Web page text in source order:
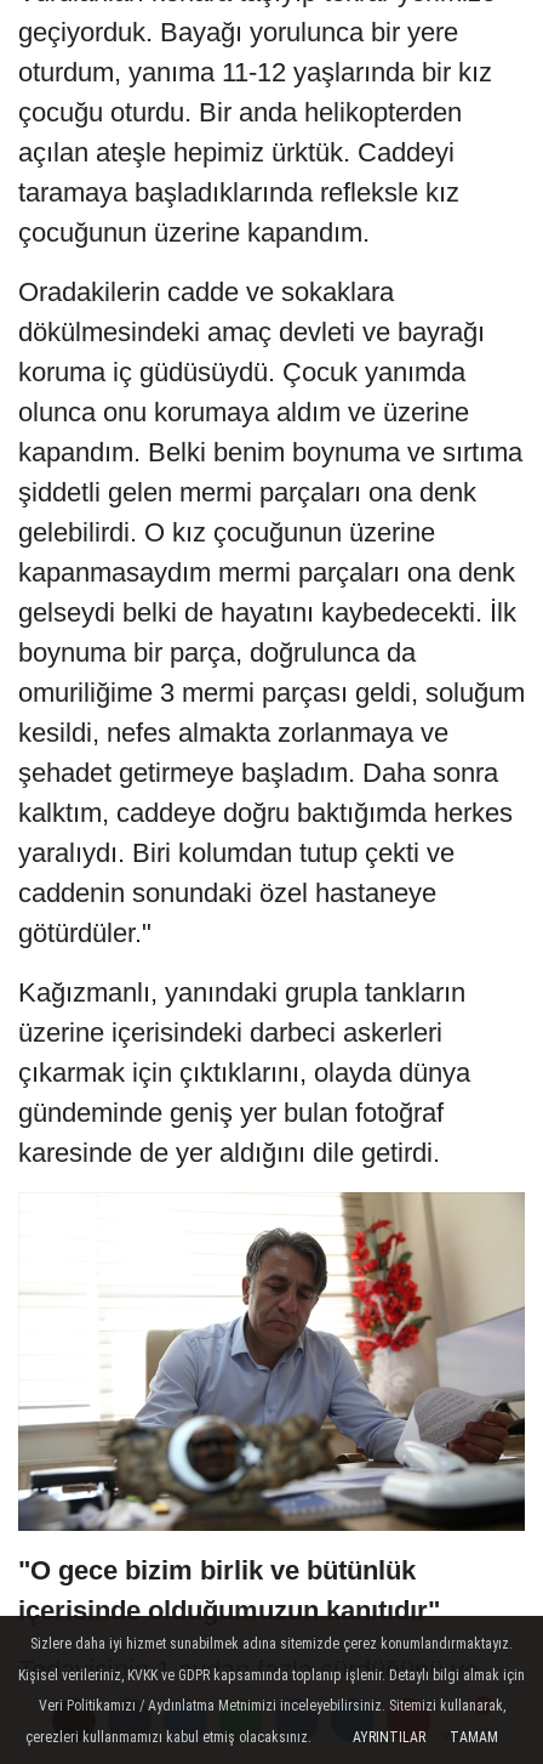
Yorumlar
Yorumlar
geçiyorduk. Bayağı yorulunca bir yere
oturdum, yanıma 11-12 yaşlarında bir kız
çocuğu oturdu. Bir anda helikopterden
açılan ateşle hepimiz ürktük. Caddeyi
taramaya başladıklarında refleksle kız
çocuğunun üzerine kapandım.
Oradakilerin cadde ve sokaklara
dökülmesindeki amaç devleti ve bayrağı
koruma iç güdüsüydü. Çocuk yanımda
olunca onu korumaya aldım ve üzerine
kapandım. Belki benim boynuma ve sırtıma
şiddetli gelen mermi parçaları ona denk
gelebilirdi. O kız çocuğunun üzerine
kapanmasaydım mermi parçaları ona denk
gelseydi belki de hayatını kaybedecekti. İlk
boynuma bir parça, doğrulunca da
omuriliğime 3 mermi parçası geldi, soluğum
kesildi, nefes almakta zorlanmaya ve
şehadet getirmeye başladım. Daha sonra
kalktım, caddeye doğru baktığımda herkes
yaralıydı. Biri kolumdan tutup çekti ve
caddenin sonundaki özel hastaneye
götürdüler."
Kağızmanlı, yanındaki grupla tankların
üzerine içerisindeki darbeci askerleri
çıkarmak için çıktıklarını, olayda dünya
gündeminde geniş yer bulan fotoğraf
karesinde de yer aldığını dile getirdi.
"O gece bizim birlik ve bütünlük
içerisinde olduğumuzun kanıtıdır"
Tedavisinin 1 aydan fazla sürdüğünü ve
boynundaki mermi parçası nedeniyle MR
çekilemediğini söyleyen Kağızmanlı,
Sizlere daha iyi hizmet sunabilmek adına sitemizde çerez konumlandırmaktayız.
Kişisel verileriniz, KVKK ve GDPR kapsamında toplanıp işlenir. Detaylı bilgi almak için
Veri Politikamızı / Aydınlatma Metnimizi inceleyebilirsiniz. Sitemizi kullanarak,
çerezleri kullanmamızı kabul etmiş olacaksınız.
AYRINTILAR TAMAM